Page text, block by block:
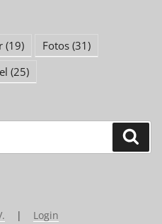
(19) Fotos (31)
(25)
| Login